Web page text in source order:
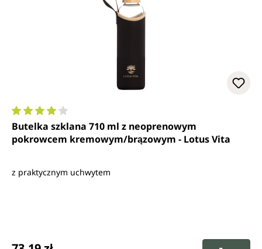
Średnia ocena 4 z 5 gwiazdek
Butelka szklana 710 ml z neoprenowym
pokrowcem kremowym/brązowym - Lotus Vita
z praktycznym uchwytem